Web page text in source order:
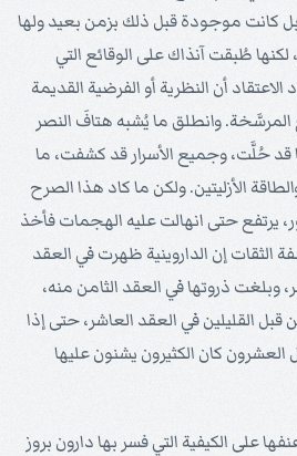
بل كانت موجودة قبل ذلك بزمن بعيد ولها
طُبقت آنذاك على الوقائع التي
أن النظرية أو الفرضية القديمة
المرسَّخة. وانطلق ما يُشبه هتافَ النصر
قد حُلَّت، وجميع الأسرار قد كشفت، ما
الأزليتين. ولكن ما كاد هذا الصرح
يرتفع حتى انهالت عليه الهجمات فأخذ
الثقات إن الداروينية ظهرت في العقد
وبلغت ذروتها في العقد الثامن منه،
القليلين في العقد العاشر، حتى إذا
كان الكثيرون يشنون عليها
على الكيفية التي فسر بها دارون بروز